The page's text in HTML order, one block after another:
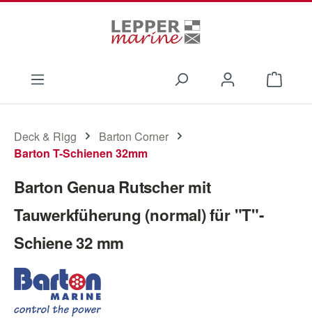
Deck & Rigg
Barton Corner
Barton T-Schienen 32mm
Barton Genua Rutscher mit
Tauwerkfüherung (normal) für "T"-
Schiene 32 mm